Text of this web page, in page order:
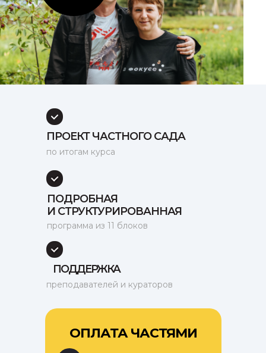
ПРОЕКТ ЧАСТНОГО САДА
по итогам курса
ПОДРОБНАЯ
И СТРУКТУРИРОВАННАЯ
программа из 11 блоков
ПОДДЕРЖКА
преподавателей и кураторов
ОПЛАТА ЧАСТЯМИ